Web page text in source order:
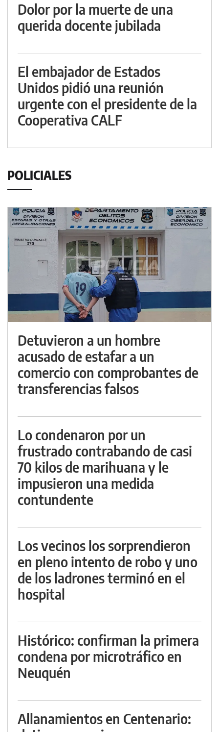
Dolor por la muerte de una
querida docente jubilada
El embajador de Estados
Unidos pidió una reunión
urgente con el presidente de la
Cooperativa CALF
POLICIALES
Detuvieron a un hombre
acusado de estafar a un
comercio con comprobantes de
transferencias falsos
Lo condenaron por un
frustrado contrabando de casi
70 kilos de marihuana y le
impusieron una medida
contundente
Los vecinos los sorprendieron
en pleno intento de robo y uno
de los ladrones terminó en el
hospital
Histórico: confirman la primera
condena por microtráfico en
Neuquén
Allanamientos en Centenario: